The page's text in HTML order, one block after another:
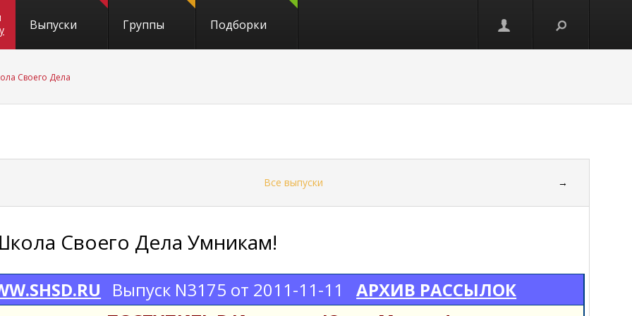
Выпуски Группы Подборки
Своего Дела
Все выпуски →
Своего Дела Умникам!
Выпуск N3175 от 2011-11-11
АРХИВ РАССЫЛОК